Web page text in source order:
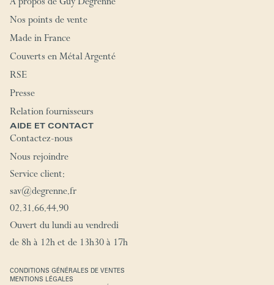
À propos de Guy Degrenne
Nos points de vente
Made in France
Couverts en Métal Argenté
RSE
Presse
Relation fournisseurs
AIDE ET CONTACT
Contactez-nous
Nous rejoindre
Service client:
sav@degrenne.fr
02.31.66.44.90
Ouvert du lundi au vendredi
de 8h à 12h et de 13h30 à 17h
CONDITIONS GÉNÉRALES DE VENTES
MENTIONS LÉGALES